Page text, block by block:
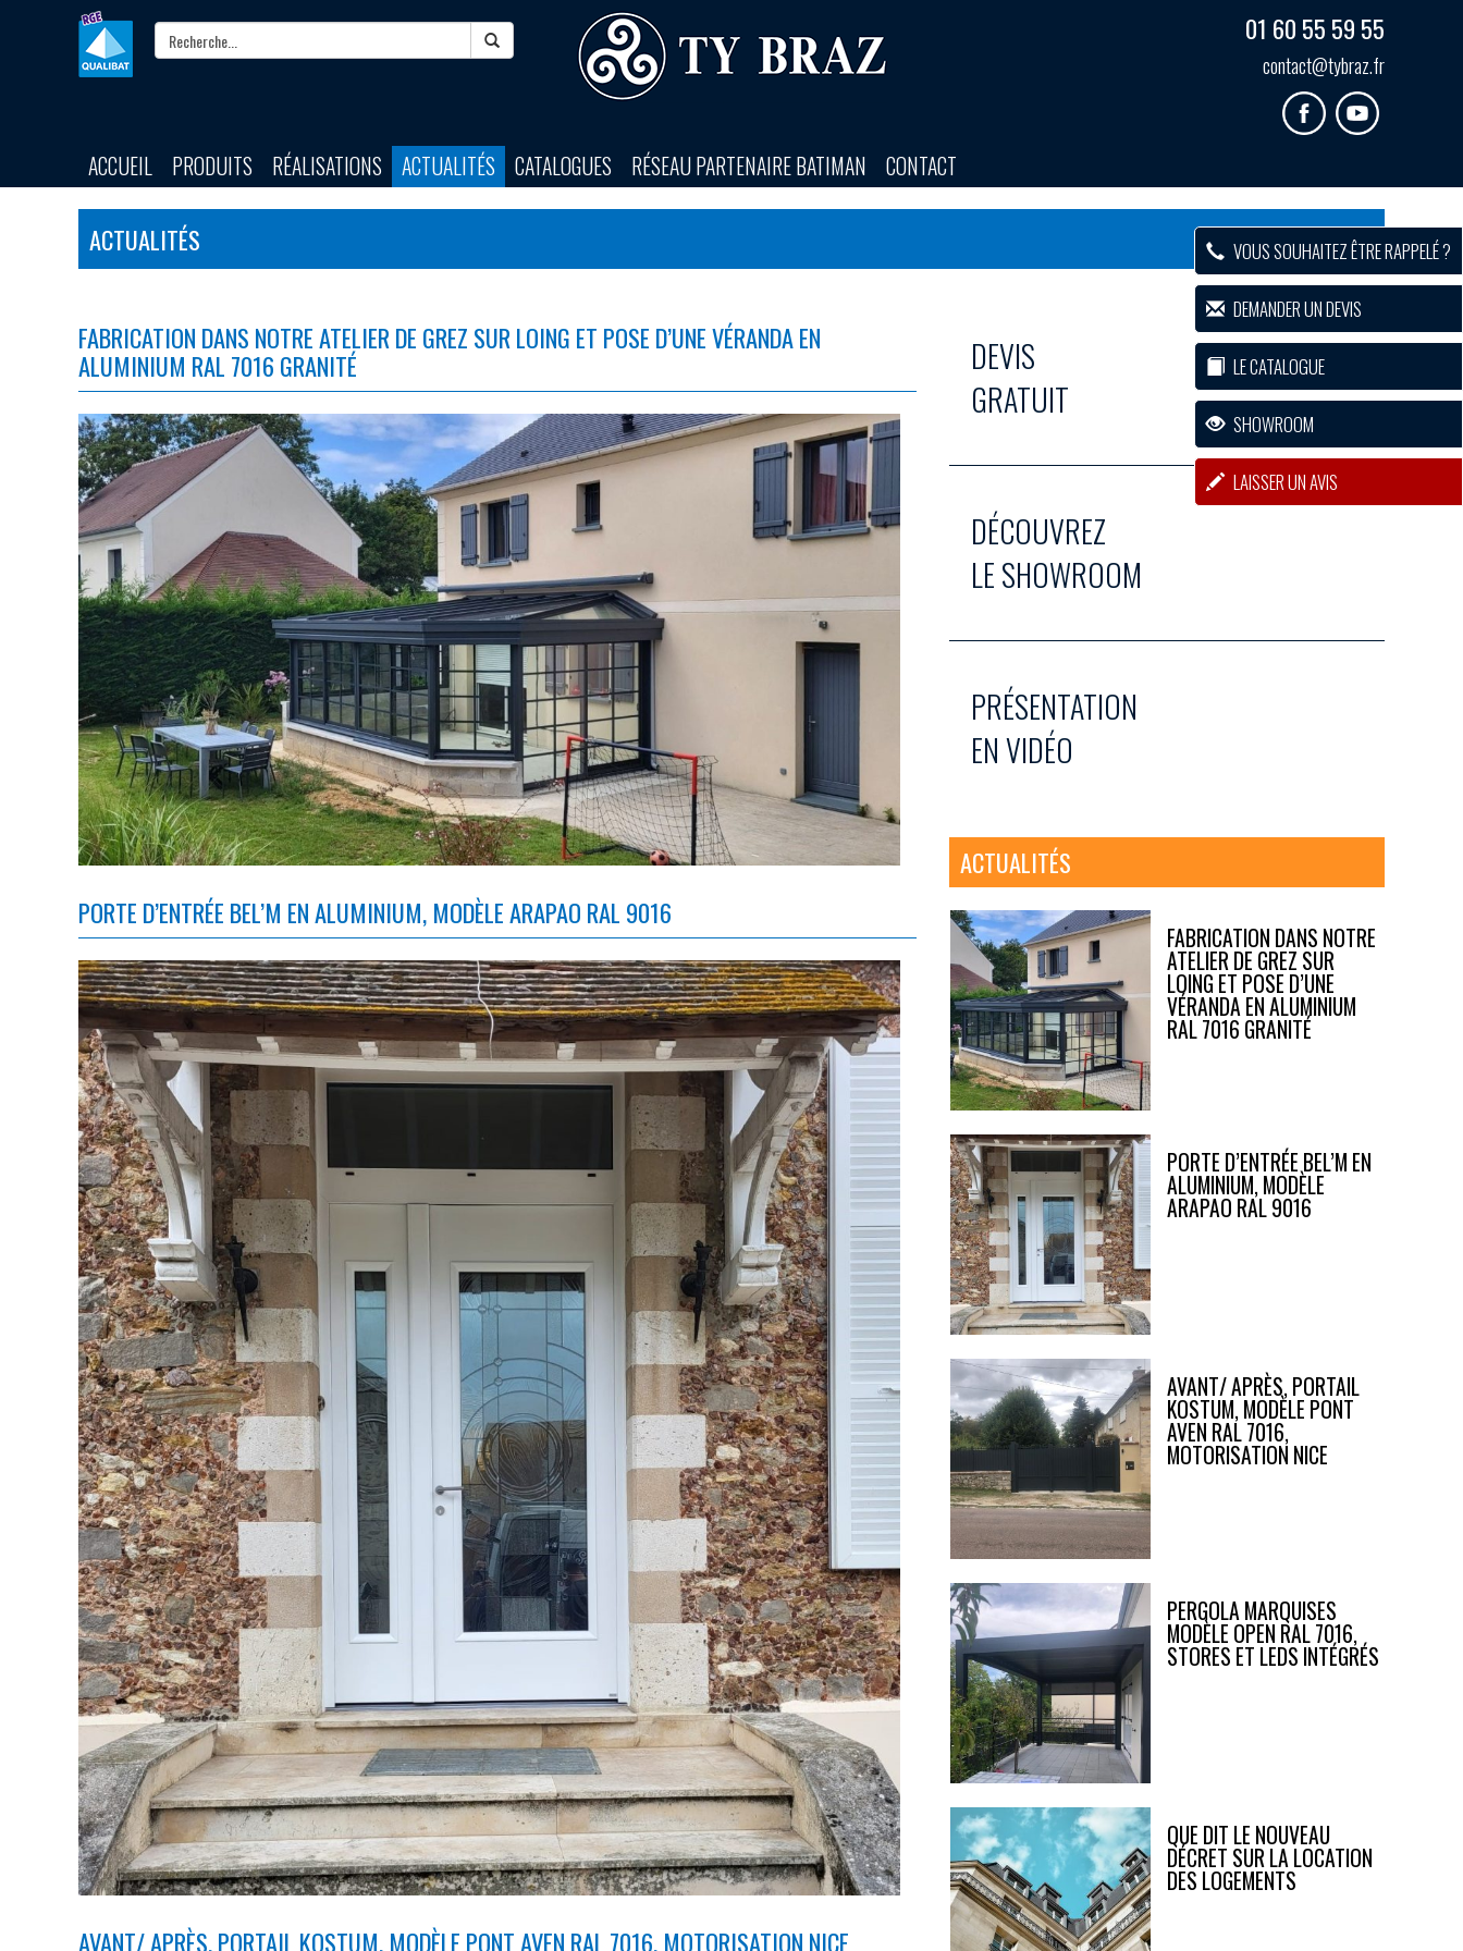
VOUS SOUHAITEZ ÊTRE RAPPELÉ ?
DEMANDER UN DEVIS
LE CATALOGUE
SHOWROOM
LAISSER UN AVIS
01 60 55 59 55
contact@tybraz.fr
ACCUEIL PRODUITS RÉALISATIONS ACTUALITÉS CATALOGUES RÉSEAU PARTENAIRE BATIMAN CONTACT
ACTUALITÉS
FABRICATION DANS NOTRE ATELIER DE GREZ SUR LOING ET POSE D’UNE VÉRANDA EN
ALUMINIUM RAL 7016 GRANITÉ
PORTE D’ENTRÉE BEL’M EN ALUMINIUM, MODÈLE ARAPAO RAL 9016
AVANT/ APRÈS, PORTAIL KOSTUM, MODÈLE PONT AVEN RAL 7016, MOTORISATION NICE
DEVIS
GRATUIT
DÉCOUVREZ
LE SHOWROOM
PRÉSENTATION
EN VIDÉO
ACTUALITÉS
FABRICATION DANS NOTRE
ATELIER DE GREZ SUR
LOING ET POSE D’UNE
VÉRANDA EN ALUMINIUM
RAL 7016 GRANITÉ
PORTE D’ENTRÉE BEL’M EN
ALUMINIUM, MODÈLE
ARAPAO RAL 9016
AVANT/ APRÈS, PORTAIL
KOSTUM, MODÈLE PONT
AVEN RAL 7016,
MOTORISATION NICE
PERGOLA MARQUISES
MODÈLE OPEN RAL 7016,
STORES ET LEDS INTÉGRÉS
QUE DIT LE NOUVEAU
DÉCRET SUR LA LOCATION
DES LOGEMENTS